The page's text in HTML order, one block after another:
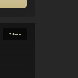
7 Фото